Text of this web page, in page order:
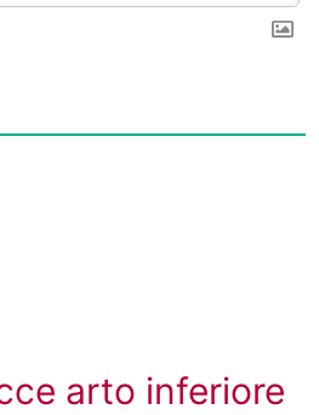
arto inferiore